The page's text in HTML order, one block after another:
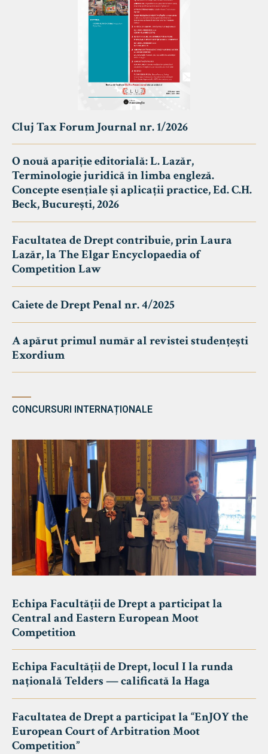
Cluj Tax Forum Journal nr. 1/2026
O nouă apariție editorială: L. Lazăr,
Terminologie juridică în limba engleză.
Concepte esențiale și aplicații practice, Ed. C.H.
Beck, București, 2026
Facultatea de Drept contribuie, prin Laura
Lazăr, la The Elgar Encyclopaedia of
Competition Law
Caiete de Drept Penal nr. 4/2025
A apărut primul număr al revistei studențești
Exordium
CONCURSURI INTERNAȚIONALE
Echipa Facultății de Drept a participat la
Central and Eastern European Moot
Competition
Echipa Facultății de Drept, locul I la runda
națională Telders — calificată la Haga
Facultatea de Drept a participat la “EnJOY the
European Court of Arbitration Moot
Competition”